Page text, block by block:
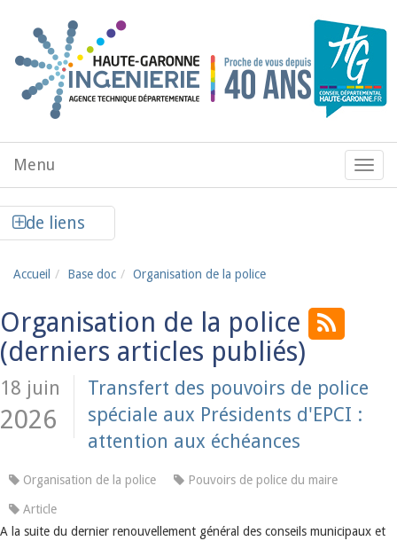
Menu
de
Menu
de liens
Accueil Base doc Organisation de la police
Organisation de la police
18 juin
2026
Transfert des pouvoirs de police
spéciale aux Présidents d'EPCI :
attention aux échéances
Organisation de la police Pouvoirs de police du maire
Article
A la suite du dernier renouvellement général des conseils municipaux et